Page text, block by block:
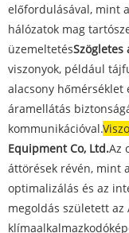
előfordulásával, mint
hálózatok mag
üzemeltetésSzögletes
viszonyok, például
alacsony hőmérséklet
áramellátás
kommunikációval.
Equipment Co, Ltd.Az
áttörések révén, mint
optimalizálás és az
megoldás született